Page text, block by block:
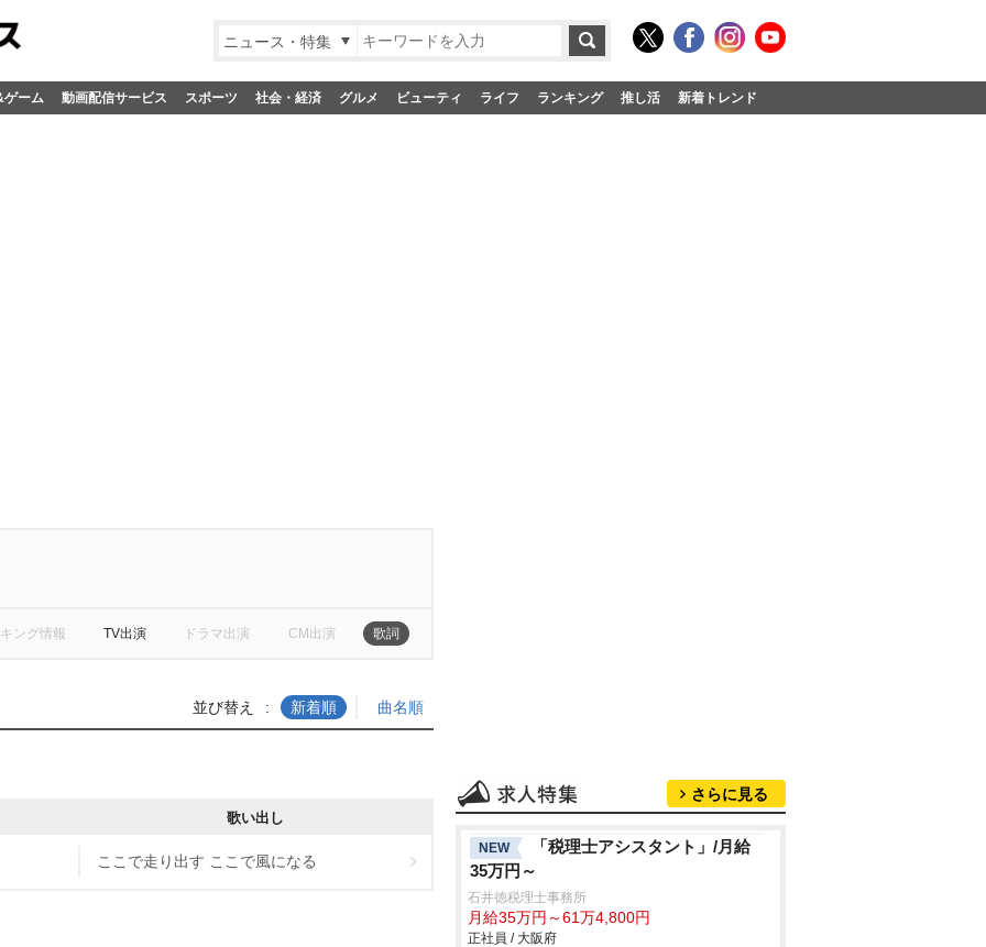
ニュース・特集
ゲーム 動画配信サービス スポーツ 社会・経済 グルメ ビューティ ライフ ランキング 推し活 新着トレンド
ング情報 TV出演 ドラマ出演 CM出演 歌詞
並び替え 新着順 曲名順
歌い出し
ここで走り出す ここで風になる
さらに見る
NEW
「税理士アシスタント」/月給
35万円～
石井徳税理士事務所
月給35万円～61万4,800円
正社員 / 大阪府